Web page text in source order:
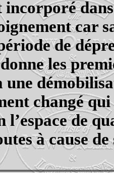
incorporé
car
de
les
changé
l’espace de
à cause